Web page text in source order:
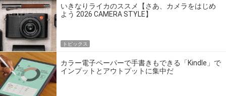
いきなりライカのススメ【さあ、カメラをはじめ
よう 2026 CAMERA STYLE】
トピックス
カラー電子ペーパーで手書きもできる「Kindle」で
インプットとアウトプットに集中だ